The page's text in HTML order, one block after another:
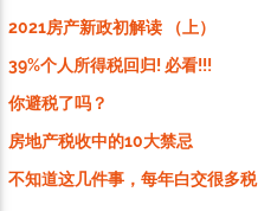
2021房产新政初解读 （上）
39%个人所得税回归! 必看!!!
你避税了吗？
房地产税收中的10大禁忌
不知道这几件事，每年白交很多税